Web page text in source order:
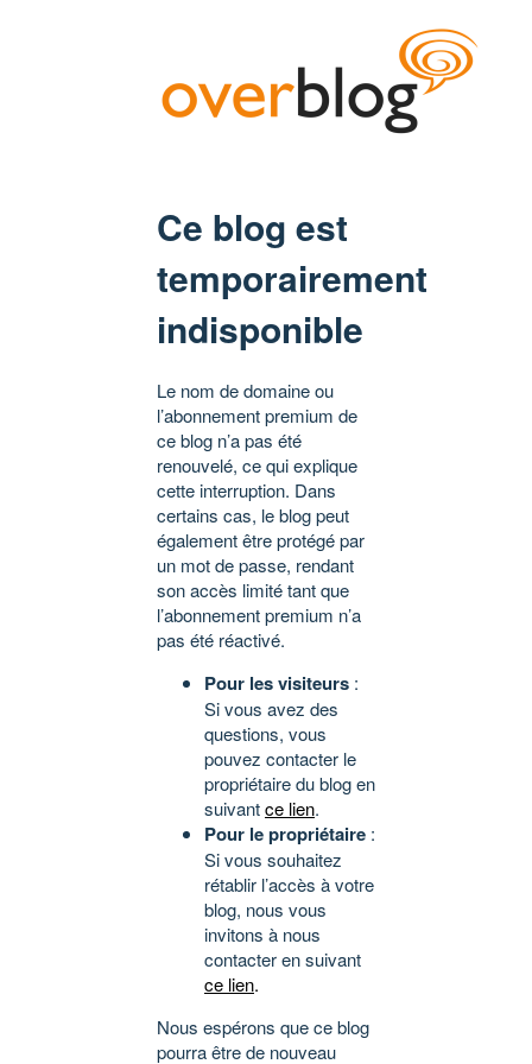
Ce blog est
temporairement
indisponible
Le nom de domaine ou
l’abonnement premium de
ce blog n’a pas été
renouvelé, ce qui explique
cette interruption. Dans
certains cas, le blog peut
également être protégé par
un mot de passe, rendant
son accès limité tant que
l’abonnement premium n’a
pas été réactivé.
Pour les visiteurs :
Si vous avez des
questions, vous
pouvez contacter le
propriétaire du blog en
suivantce lien.
Pour le propriétaire :
Si vous souhaitez
rétablir l’accès à votre
blog, nous vous
invitons à nous
contacter en suivant
ce lien.
Nous espérons que ce blog
pourra être de nouveau